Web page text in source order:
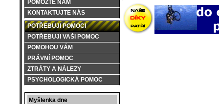
POMOZTE NÁM
KONTAKTUJTE NÁS
POTŘEBUJI POMOCI
POTŘEBUJI VAŠI POMOC
POMOHOU VÁM
PRÁVNÍ POMOC
ZTRÁTY A NÁLEZY
PSYCHOLOGICKÁ POMOC
Myšlenka dne